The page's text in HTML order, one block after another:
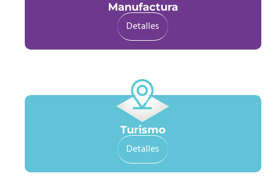
Manufactura
Detalles
Turismo
Detalles